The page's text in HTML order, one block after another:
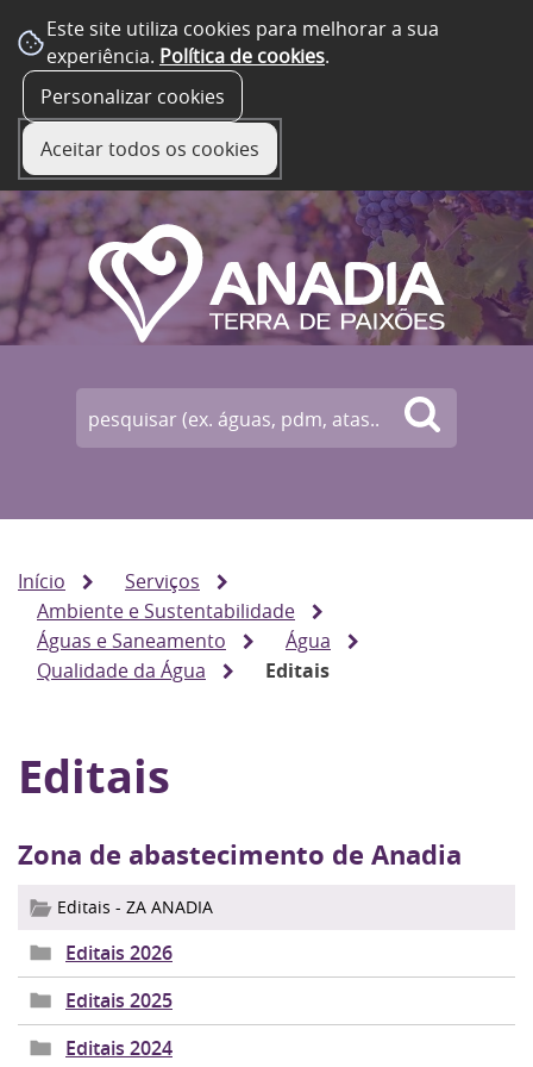
Este site utiliza cookies para melhorar a sua
experiência. Política de cookies.
Personalizar cookies
Aceitar todos os cookies
Início
Serviços
Ambiente e Sustentabilidade
Águas e Saneamento
Água
Qualidade da Água
Editais
Editais
Zona de abastecimento de Anadia
Editais - ZA ANADIA
Editais 2026
Editais 2025
Editais 2024